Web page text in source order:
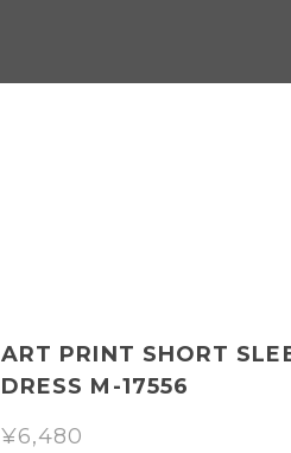
ART PRINT SHORT
DRESS M-17556
¥6,480